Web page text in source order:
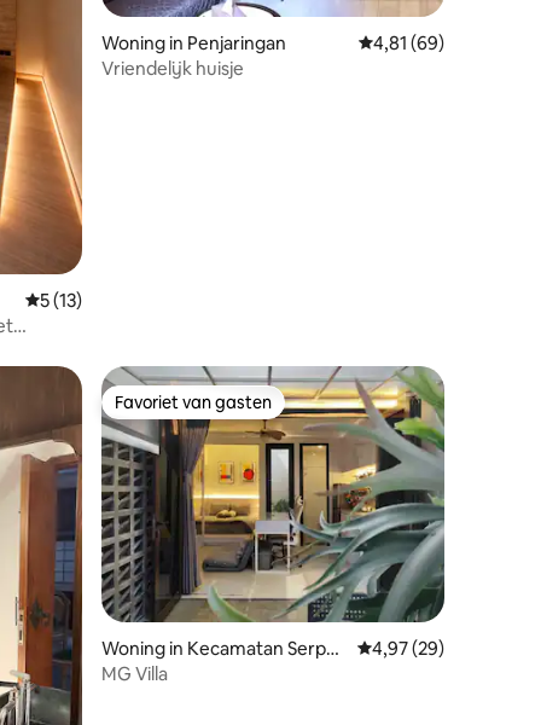
Gemiddelde beoordeling van 5 uit 5, 13 recensies
5 (13)
Woning in Penjaringan Gemiddelde
4,81 (69)
Vriendelijk huisje
Favoriet van gasten
Favoriet van gasten
Woning in Kecamatan Serpon
g
Gemiddelde
4,97 (29)
MG Villa